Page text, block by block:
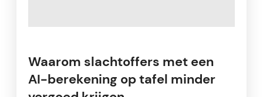
Waarom slachtoffers met een
AI-berekening op tafel minder